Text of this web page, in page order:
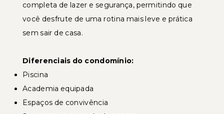
completa de lazer e segurança, permitindo que
você desfrute de uma rotina mais leve e prática
sem sair de casa.
Diferenciais do condomínio:
Piscina
Academia equipada
Espaços de convivência